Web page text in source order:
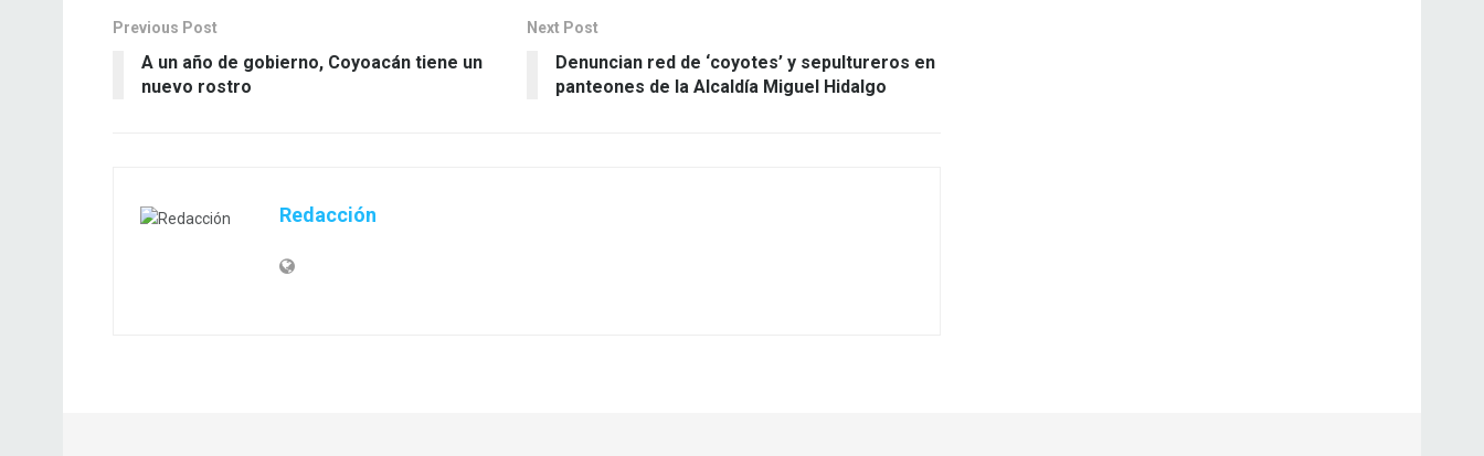
Previous Post
A un año de gobierno, Coyoacán tiene un
nuevo rostro
Next Post
Denuncian red de ‘coyotes’ y sepultureros en
panteones de la Alcaldía Miguel Hidalgo
Redacción